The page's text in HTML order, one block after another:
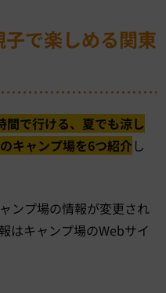
で楽しめる関東
間で行ける、夏でも涼し
キャンプ場を6つ紹介し
ンプ場の情報が変更され
はキャンプ場のWebサイ